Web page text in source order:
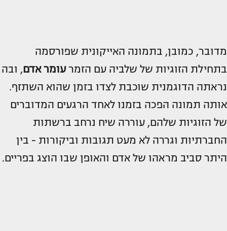
מדובר, כמובן, בתמונה האייקונית שפורסמה
בתחילת הזוגיות של שלביה עם הזמרעומר אדם, ובה
נראתה הדוגמנית שוכבת לצדו בזמן שהוא השתזף.
אותה תמונה הפכה בזמנו לאחד הרגעים המדוברים
של הזוגיות שלהם, עוררה שיח נרחב ברשתות
החברתיות וגררה לא מעט תגובות וביקורות - בין
היתר סביב מראהו של אדם והאופן שבו הוצג בפריים.